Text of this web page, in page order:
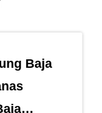
Baja